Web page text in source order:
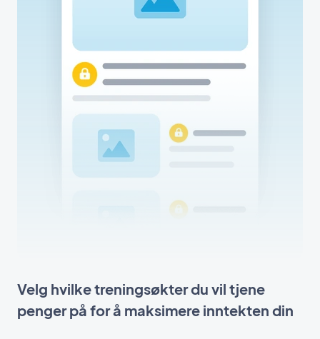
Velg hvilke treningsøkter du vil tjene
penger på for å maksimere inntekten din